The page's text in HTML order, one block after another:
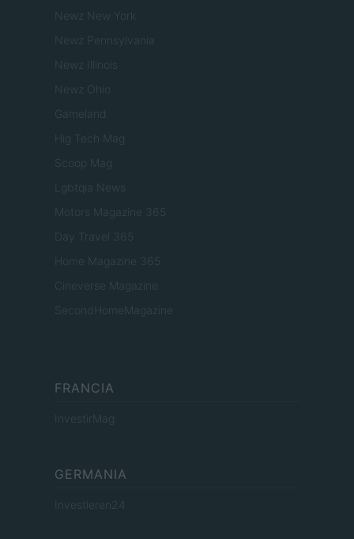
Newz New York
Newz Pennsylvania
Newz Illinois
Newz Ohio
Gameland
Hig Tech Mag
Scoop Mag
Lgbtqia News
Motors Magazine 365
Day Travel 365
Home Magazine 365
Cineverse Magazine
SecondHomeMagazine
FRANCIA
InvestirMag
GERMANIA
Investieren24